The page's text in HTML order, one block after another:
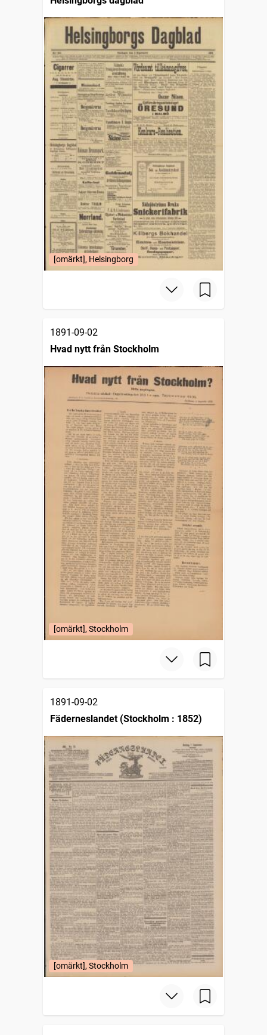
[omärkt], Helsingborg
1891-09-02
Hvad nytt från Stockholm
[omärkt], Stockholm
1891-09-02
Fäderneslandet (Stockholm : 1852)
[omärkt], Stockholm